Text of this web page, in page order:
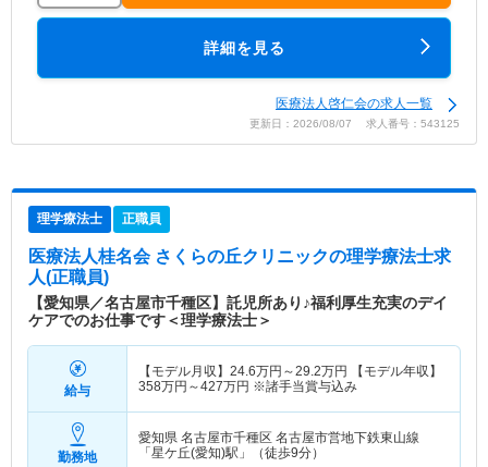
詳細を見る
医療法人啓仁会の求人一覧
更新日：2026/08/07 求人番号：543125
理学療法士 正職員
医療法人桂名会 さくらの丘クリニックの理学療法士求
人(正職員)
【愛知県／名古屋市千種区】託児所あり♪福利厚生充実のデイ
ケアでのお仕事です＜理学療法士＞
給与
【モデル月収】 24.6万円～29.2万円
【モデル年収】
358万円～427万円 ※諸手当賞与込み
勤務地
愛知県 名古屋市千種区 名古屋市営地下鉄東山線
「星ケ丘(愛知)駅」（徒歩9分）